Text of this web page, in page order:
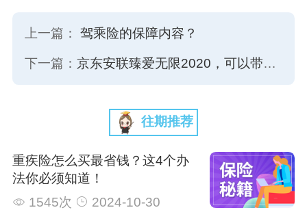
上一篇： 驾乘险的保障内容？
下一篇： 京东安联臻爱无限2020，可以带&ldquo;病&rdquo;投保的百万医疗险！
往期推荐
重疾险怎么买最省钱？这4个办
法你必须知道！
1545次
2024-10-30